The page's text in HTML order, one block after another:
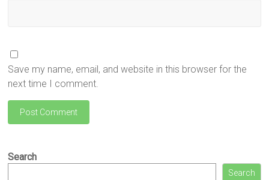
Save my name, email, and website in this browser for the
next time I comment.
Search
Search